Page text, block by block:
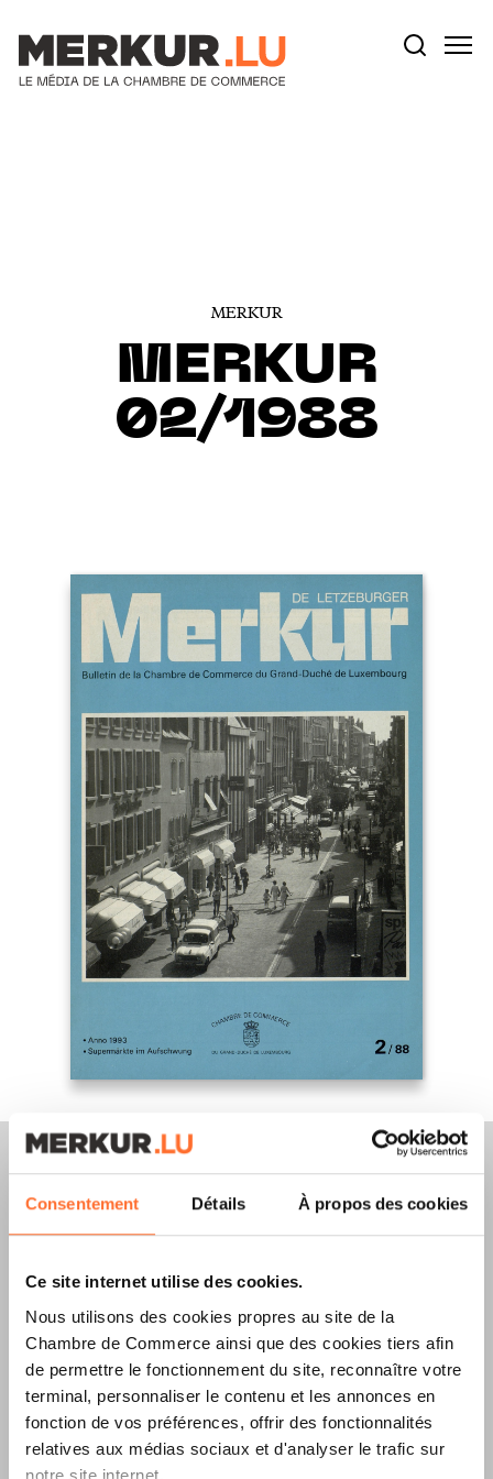
Consentement Détails À propos des cookies
Ce site internet utilise des cookies.
Nous utilisons des cookies propres au site de la
Chambre de Commerce ainsi que des cookies tiers afin
de permettre le fonctionnement du site, reconnaître votre
terminal, personnaliser le contenu et les annonces en
fonction de vos préférences, offrir des fonctionnalités
relatives aux médias sociaux et d'analyser le trafic sur
notre site internet.
MERKUR
MERKUR
02/1988
Merkur Magazine
L’ÉDITIONÉTÉ
2026EST
DISPONIBLE !